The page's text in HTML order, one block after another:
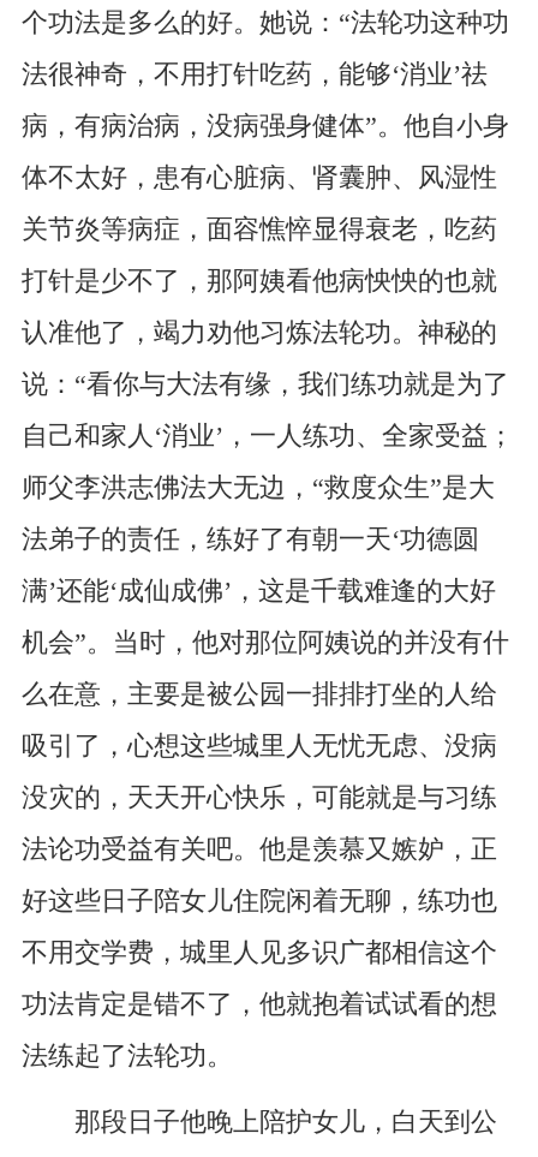
个功法是多么的好。她说：“法轮功这种功
法很神奇，不用打针吃药，能够‘消业’祛
病，有病治病，没病强身健体”。他自小身
体不太好，患有心脏病、肾囊肿、风湿性
关节炎等病症，面容憔悴显得衰老，吃药
打针是少不了，那阿姨看他病怏怏的也就
认准他了，竭力劝他习炼法轮功。神秘的
说：“看你与大法有缘，我们练功就是为了
自己和家人‘消业’，一人练功、全家受益；
师父李洪志佛法大无边，“救度众生”是大
法弟子的责任，练好了有朝一天‘功德圆
满’还能‘成仙成佛’，这是千载难逢的大好
机会”。当时，他对那位阿姨说的并没有什
么在意，主要是被公园一排排打坐的人给
吸引了，心想这些城里人无忧无虑、没病
没灾的，天天开心快乐，可能就是与习练
法论功受益有关吧。他是羡慕又嫉妒，正
好这些日子陪女儿住院闲着无聊，练功也
不用交学费，城里人见多识广都相信这个
功法肯定是错不了，他就抱着试试看的想
法练起了法轮功。
那段日子他晚上陪护女儿，白天到公